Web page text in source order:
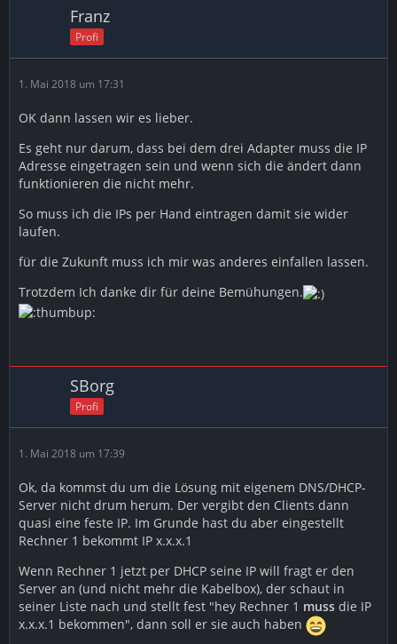
Franz
Profi
1. Mai 2018 um 17:31
OK dann lassen wir es lieber.
Es geht nur darum, dass bei dem drei Adapter muss die IP
Adresse eingetragen sein und wenn sich die ändert dann
funktionieren die nicht mehr.
So muss ich die IPs per Hand eintragen damit sie wider
laufen.
für die Zukunft muss ich mir was anderes einfallen lassen.
Trotzdem Ich danke dir für deine Bemühungen.
SBorg
Profi
1. Mai 2018 um 17:39
Ok, da kommst du um die Lösung mit eigenem DNS/DHCP-
Server nicht drum herum. Der vergibt den Clients dann
quasi eine feste IP. Im Grunde hast du aber eingestellt
Rechner 1 bekommt IP x.x.x.1
Wenn Rechner 1 jetzt per DHCP seine IP will fragt er den
Server an (und nicht mehr die Kabelbox), der schaut in
seiner Liste nach und stellt fest "hey Rechner 1 muss die IP
x.x.x.1 bekommen", dann soll er sie auch haben